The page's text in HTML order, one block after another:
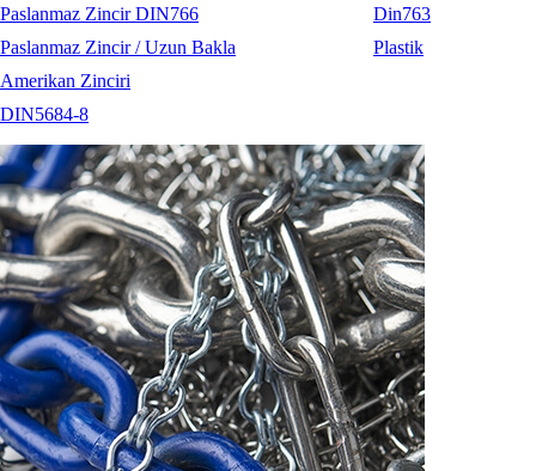
Paslanmaz Zincir DIN766
Paslanmaz Zincir / Uzun Bakla
Amerikan Zinciri
DIN5684-8
Din763
Plastik